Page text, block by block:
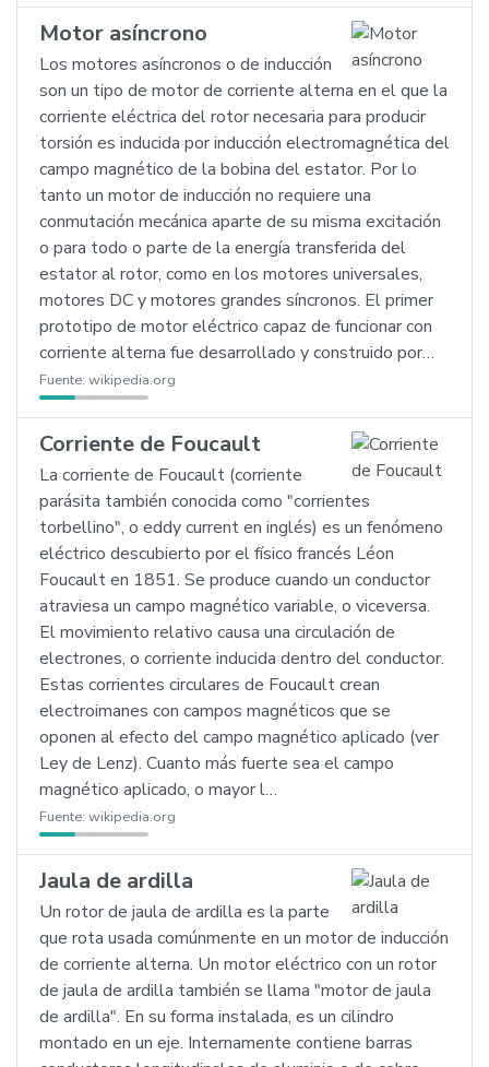
Motor asíncrono
Los motores asíncronos o de inducción
son un tipo de motor de corriente alterna en el que la
corriente eléctrica del rotor necesaria para producir
torsión es inducida por inducción electromagnética del
campo magnético de la bobina del estator. Por lo
tanto un motor de inducción no requiere una
conmutación mecánica aparte de su misma excitación
o para todo o parte de la energía transferida del
estator al rotor, como en los motores universales,
motores DC y motores grandes síncronos. El primer
prototipo de motor eléctrico capaz de funcionar con
corriente alterna fue desarrollado y construido por…
Fuente: wikipedia.org
Corriente de Foucault
La corriente de Foucault (corriente
parásita también conocida como "corrientes
torbellino", o eddy current en inglés) es un fenómeno
eléctrico descubierto por el físico francés Léon
Foucault en 1851. Se produce cuando un conductor
atraviesa un campo magnético variable, o viceversa.
El movimiento relativo causa una circulación de
electrones, o corriente inducida dentro del conductor.
Estas corrientes circulares de Foucault crean
electroimanes con campos magnéticos que se
oponen al efecto del campo magnético aplicado (ver
Ley de Lenz). Cuanto más fuerte sea el campo
magnético aplicado, o mayor l…
Fuente: wikipedia.org
Jaula de ardilla
Un rotor de jaula de ardilla es la parte
que rota usada comúnmente en un motor de inducción
de corriente alterna. Un motor eléctrico con un rotor
de jaula de ardilla también se llama "motor de jaula
de ardilla". En su forma instalada, es un cilindro
montado en un eje. Internamente contiene barras